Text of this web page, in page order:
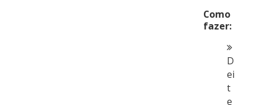
Como
fazer:
D
ei
t
e